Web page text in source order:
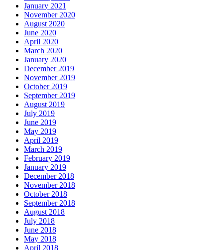
January 2021
November 2020
August 2020
June 2020
April 2020
March 2020
January 2020
December 2019
November 2019
October 2019
September 2019
August 2019
July 2019
June 2019
May 2019
April 2019
March 2019
February 2019
January 2019
December 2018
November 2018
October 2018
September 2018
August 2018
July 2018
June 2018
May 2018
April 2018